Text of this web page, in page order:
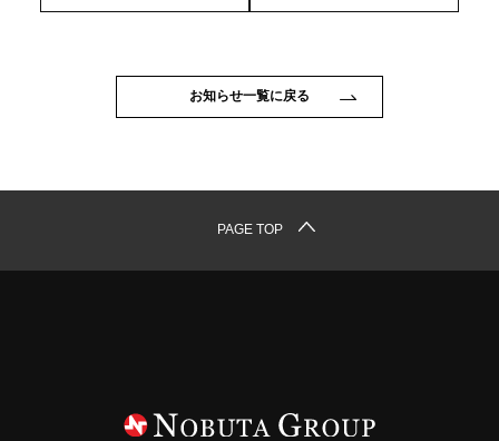
お知らせ一覧に戻る
PAGE TOP